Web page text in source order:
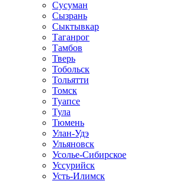
Сусуман
Сызрань
Сыктывкар
Таганрог
Тамбов
Тверь
Тобольск
Тольятти
Томск
Туапсе
Тула
Тюмень
Улан-Удэ
Ульяновск
Усолье-Сибирское
Уссурийск
Усть-Илимск